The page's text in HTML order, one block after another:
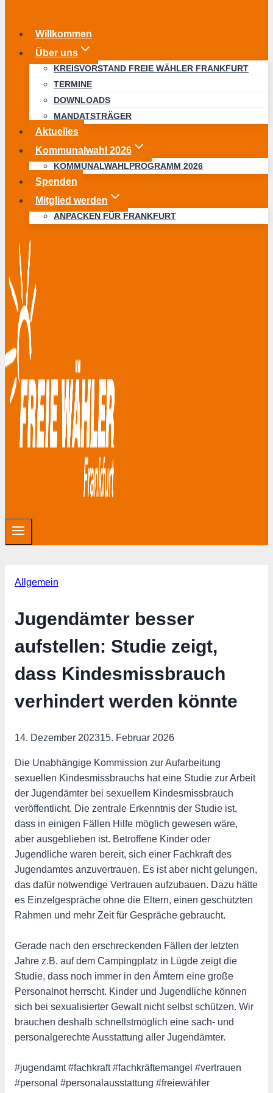
Willkommen
Über uns
KREISVORSTAND FREIE WÄHLER FRANKFURT
TERMINE
DOWNLOADS
MANDATSTRÄGER
Aktuelles
Kommunalwahl 2026
KOMMUNALWAHLPROGRAMM 2026
Spenden
Mitglied werden
ANPACKEN FÜR FRANKFURT
Allgemein
Jugendämter besser
aufstellen: Studie zeigt,
dass Kindesmissbrauch
verhindert werden könnte
14. Dezember 202315. Februar 2026
Die Unabhängige Kommission zur Aufarbeitung
sexuellen Kindesmissbrauchs hat eine Studie zur Arbeit
der Jugendämter bei sexuellem Kindesmissbrauch
veröffentlicht. Die zentrale Erkenntnis der Studie ist,
dass in einigen Fällen Hilfe möglich gewesen wäre,
aber ausgeblieben ist. Betroffene Kinder oder
Jugendliche waren bereit, sich einer Fachkraft des
Jugendamtes anzuvertrauen. Es ist aber nicht gelungen,
das dafür notwendige Vertrauen aufzubauen. Dazu hätte
es Einzelgespräche ohne die Eltern, einen geschützten
Rahmen und mehr Zeit für Gespräche gebraucht.
Gerade nach den erschreckenden Fällen der letzten
Jahre z.B. auf dem Campingplatz in Lügde zeigt die
Studie, dass noch immer in den Ämtern eine große
Personalnot herrscht. Kinder und Jugendliche können
sich bei sexualisierter Gewalt nicht selbst schützen. Wir
brauchen deshalb schnellstmöglich eine sach- und
personalgerechte Ausstattung aller Jugendämter.
#jugendamt #fachkraft #fachkräftemangel #vertrauen
#personal #personalausstattung #freiewähler